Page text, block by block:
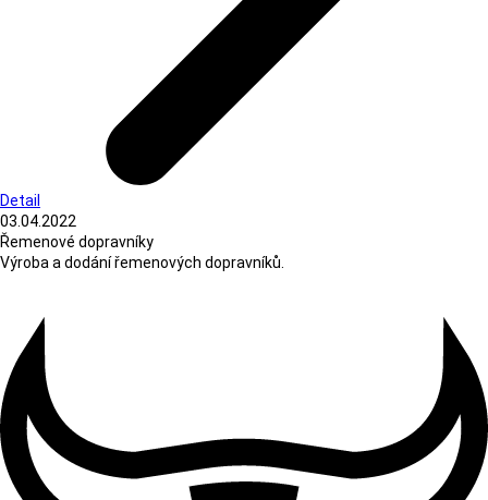
Detail
03.04.2022
Řemenové dopravníky
Výroba a dodání řemenových dopravníků.